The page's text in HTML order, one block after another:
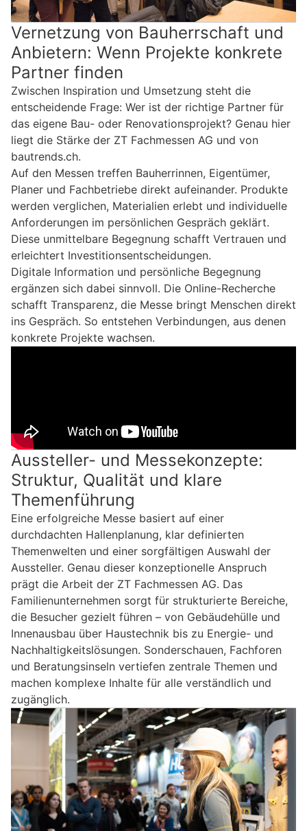
Vernetzung von Bauherrschaft und
Anbietern: Wenn Projekte konkrete
Partner finden
Zwischen Inspiration und Umsetzung steht die
entscheidende Frage: Wer ist der richtige Partner für
das eigene Bau- oder Renovationsprojekt? Genau hier
liegt die Stärke der ZT Fachmessen AG und von
bautrends.ch.
Auf den Messen treffen Bauherrinnen, Eigentümer,
Planer und Fachbetriebe direkt aufeinander. Produkte
werden verglichen, Materialien erlebt und individuelle
Anforderungen im persönlichen Gespräch geklärt.
Diese unmittelbare Begegnung schafft Vertrauen und
erleichtert Investitionsentscheidungen.
Digitale Information und persönliche Begegnung
ergänzen sich dabei sinnvoll. Die Online-Recherche
schafft Transparenz, die Messe bringt Menschen direkt
ins Gespräch. So entstehen Verbindungen, aus denen
konkrete Projekte wachsen.
Aussteller- und Messekonzepte:
Struktur, Qualität und klare
Themenführung
Eine erfolgreiche Messe basiert auf einer
durchdachten Hallenplanung, klar definierten
Themenwelten und einer sorgfältigen Auswahl der
Aussteller. Genau dieser konzeptionelle Anspruch
prägt die Arbeit der ZT Fachmessen AG. Das
Familienunternehmen sorgt für strukturierte Bereiche,
die Besucher gezielt führen – von Gebäudehülle und
Innenausbau über Haustechnik bis zu Energie- und
Nachhaltigkeitslösungen. Sonderschauen, Fachforen
und Beratungsinseln vertiefen zentrale Themen und
machen komplexe Inhalte für alle verständlich und
zugänglich.